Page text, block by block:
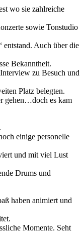
wo sie zahlreiche
sowie Tonstudio
entstand. Auch über die
Bekanntheit.
zu Besuch und
Platz belegten.
gehen…doch es kam
einige personelle
und mit viel Lust
Drums und
haben animiert und
Momente. Seht